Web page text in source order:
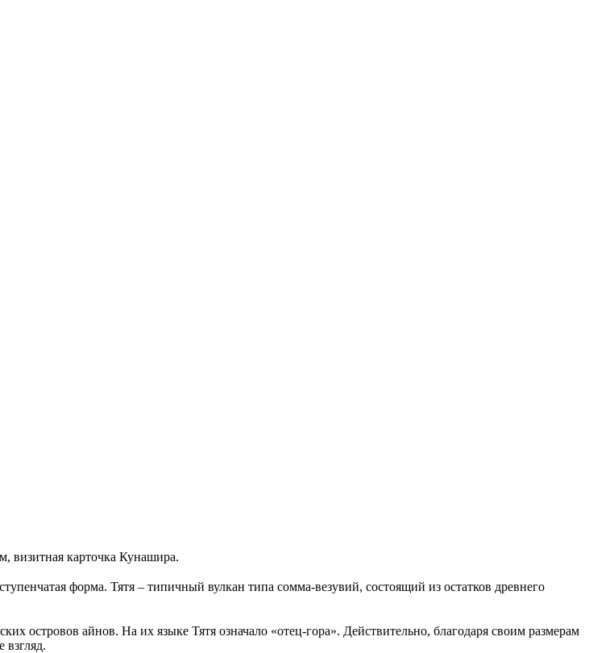
карточка Кунашира.
форма. Тятя – типичный вулкан типа сомма-везувий, состоящий из остатков древнего
островов айнов. На их языке Тятя означало «отец-гора». Действительно, благодаря своим размерам
взгляд.